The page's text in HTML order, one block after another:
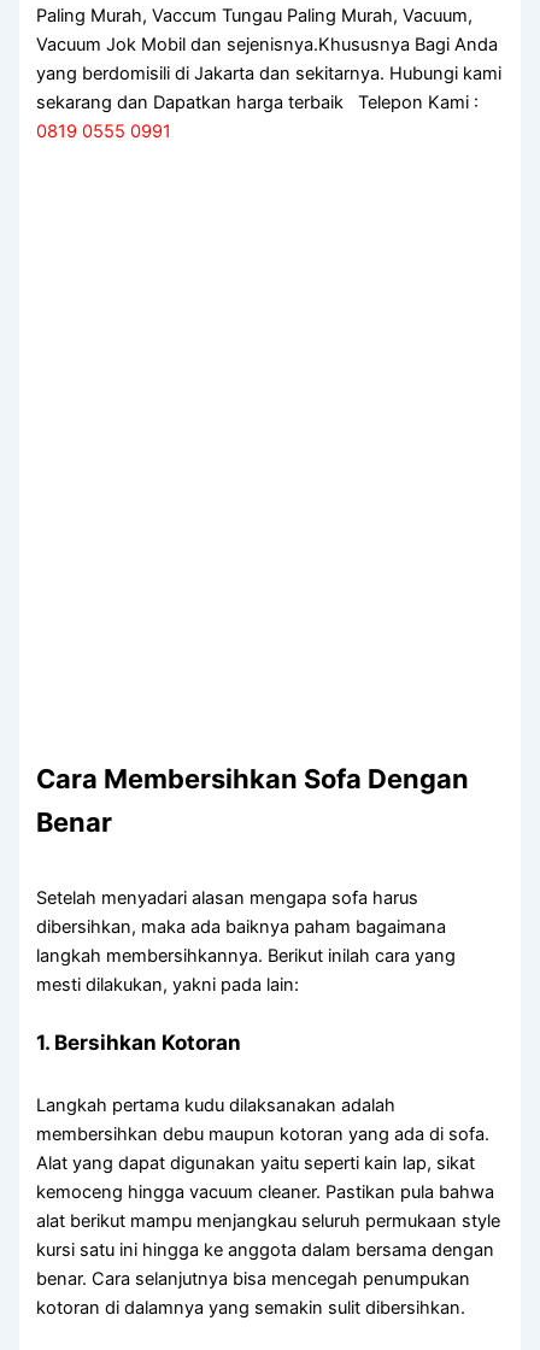
Paling Murah, Vaccum Tungau Paling Murah, Vacuum,
Vacuum Jok Mobil dan sejenisnya.Khususnya Bagi Anda
yang berdomisili di Jakarta dan sekitarnya. Hubungi kami
sekarang dan Dapatkan harga terbaik Telepon Kami :
0819 0555 0991
Cara Membersihkan Sofa Dengan
Benar
Setelah menyadari alasan mengapa sofa harus
dibersihkan, maka ada baiknya paham bagaimana
langkah membersihkannya. Berikut inilah cara yang
mesti dilakukan, yakni pada lain:
1. Bersihkan Kotoran
Langkah pertama kudu dilaksanakan adalah
membersihkan debu maupun kotoran yang ada di sofa.
Alat yang dapat digunakan yaitu seperti kain lap, sikat
kemoceng hingga vacuum cleaner. Pastikan pula bahwa
alat berikut mampu menjangkau seluruh permukaan style
kursi satu ini hingga ke anggota dalam bersama dengan
benar. Cara selanjutnya bisa mencegah penumpukan
kotoran di dalamnya yang semakin sulit dibersihkan.